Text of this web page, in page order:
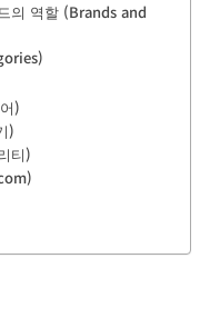
의 역할 (Brands and
)
)
티)